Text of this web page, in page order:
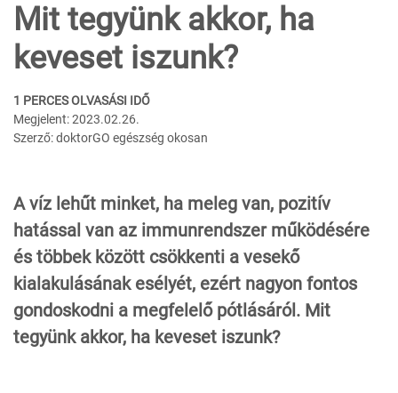
Mit tegyünk akkor, ha
keveset iszunk?
1 PERCES OLVASÁSI IDŐ
Megjelent: 2023.02.26.
Szerző: doktorGO egészség okosan
A víz lehűt minket, ha meleg van, pozitív
hatással van az immunrendszer működésére
és többek között csökkenti a vesekő
kialakulásának esélyét, ezért nagyon fontos
gondoskodni a megfelelő pótlásáról. Mit
tegyünk akkor, ha keveset iszunk?